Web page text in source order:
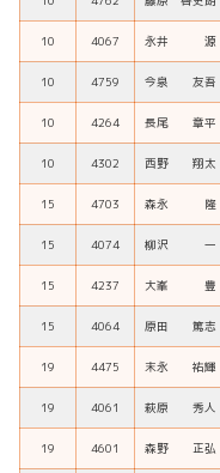
10 4067 永井 源
10 4759 今泉 友吾
10 4264 長尾 章平
10 4302 西野 翔太
15 4703 森永 隆
15 4074 柳沢 一
15 4237 大峯 豊
15 4064 原田 篤志
19 4475 末永 祐輝
19 4061 萩原 秀人
19 4601 森野 正弘